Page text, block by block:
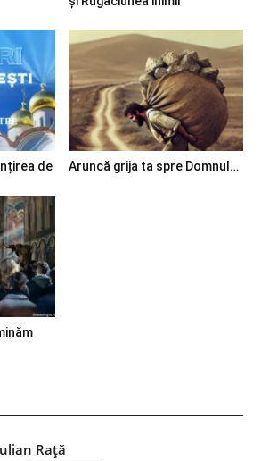
de
Aruncă grija ta spre Domnul…
Raţă